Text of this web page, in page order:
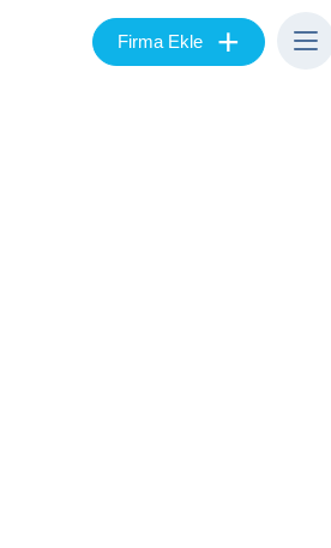
Firma Ekle +